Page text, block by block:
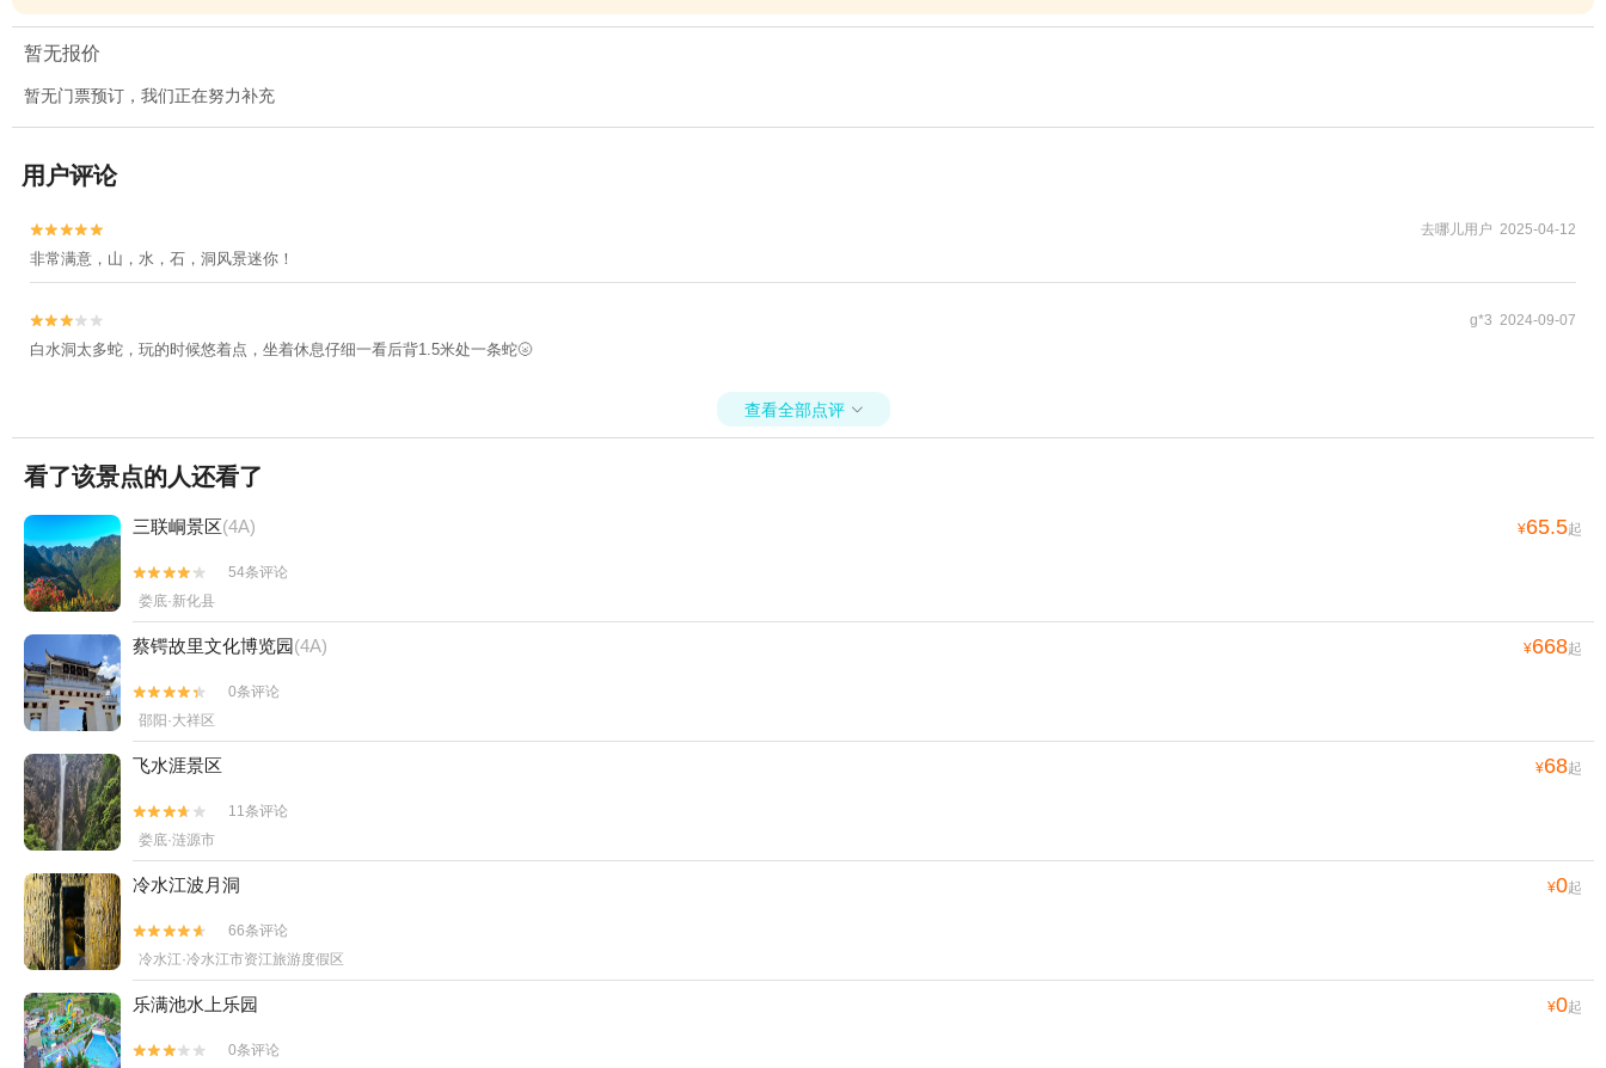
暂无报价
暂无门票预订，我们正在努力补充
用户评论

 去哪儿用户 2025-04-12
非常满意，山，水，石，洞风景迷你！

 g*3 2024-09-07
白水洞太多蛇，玩的时候悠着点，坐着休息仔细一看后背1.5米处一条蛇🌝
查看全部点评 
看了该景点的人还看了
三联峒景区(4A) ¥65.5起


54条评论
娄底·新化县
蔡锷故里文化博览园(4A) ¥668起


0条评论
邵阳·大祥区
飞水涯景区 ¥68起


11条评论
娄底·涟源市
冷水江波月洞 ¥0起


66条评论
冷水江·冷水江市资江旅游度假区
乐满池水上乐园 ¥0起

 0条评论